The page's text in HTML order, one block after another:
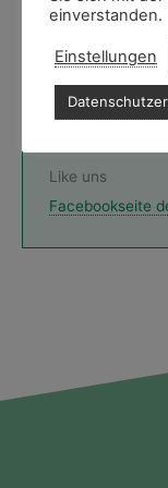
22763
Fon+49 40
E-Mail &
Like uns
Facebookseite
einverstanden.
Einstellungen